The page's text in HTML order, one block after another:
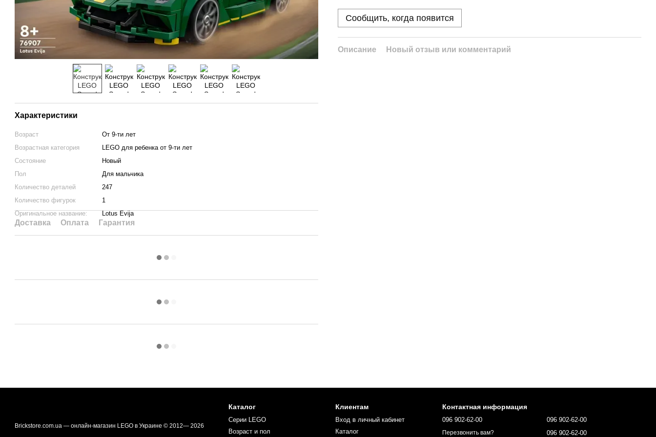
Характеристики
Возраст
От 9-ти лет
Возрастная категория
LEGO для ребенка от 9-ти лет
Состояние
Новый
Пол
Для мальчика
Количество деталей
247
Количество фигурок
1
Оригинальное название:
Lotus Evija
Доставка Оплата Гарантия
Сообщить, когда появится
Описание Новый отзыв или комментарий
Brickstore.com.ua — онлайн-магазин LEGO в Украине © 2012— 2026
Каталог
Серии LEGO
Возраст и пол
Клиентам
Вход в личный кабинет
Каталог
Контактная информация
096 902-62-00
Перезвонить вам?
096 902-62-00
096 902-62-00